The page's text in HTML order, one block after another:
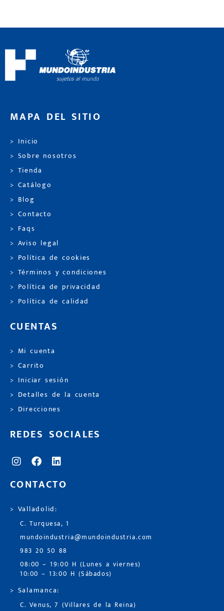
MAPA DEL SITIO
> Inicio
> Sobre nosotros
> Tienda
> Catálogo
> Blog
> Contacto
> Faqs
> Aviso legal
> Política de cookies
> Términos y condiciones
> Política de privacidad
> Política de calidad
CUENTAS
> Mi cuenta
> Carrito
> Iniciar sesión
> Detalles de la cuenta
> Direcciones
REDES SOCIALES
CONTACTO
> Valladolid:
C. Turquesa, 1
mundoindustria@mundoindustria.com
983 20 50 88
08:00 – 19:00 H (Lunes a viernes)
10:00 – 13:00 H (Sábados)
> Salamanca:
C. Venus, 7 (Villares de la Reina)